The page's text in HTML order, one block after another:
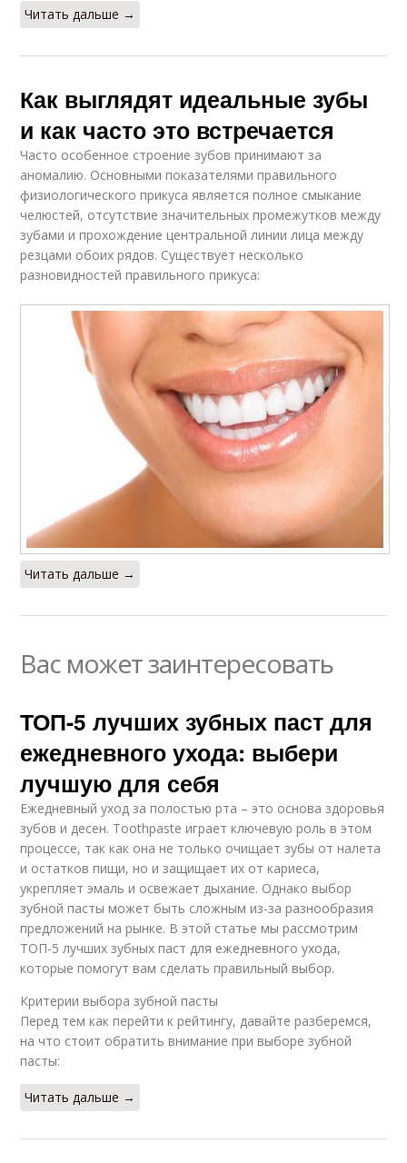
Читать дальше →
Как выглядят идеальные зубы
и как часто это встречается
Часто особенное строение зубов принимают за
аномалию. Основными показателями правильного
физиологического прикуса является полное смыкание
челюстей, отсутствие значительных промежутков между
зубами и прохождение центральной линии лица между
резцами обоих рядов. Существует несколько
разновидностей правильного прикуса:
Читать дальше →
Вас может заинтересовать
ТОП-5 лучших зубных паст для
ежедневного ухода: выбери
лучшую для себя
Ежедневный уход за полостью рта – это основа здоровья
зубов и десен. Toothpaste играет ключевую роль в этом
процессе, так как она не только очищает зубы от налета
и остатков пищи, но и защищает их от кариеса,
укрепляет эмаль и освежает дыхание. Однако выбор
зубной пасты может быть сложным из-за разнообразия
предложений на рынке. В этой статье мы рассмотрим
ТОП-5 лучших зубных паст для ежедневного ухода,
которые помогут вам сделать правильный выбор.
Критерии выбора зубной пасты
Перед тем как перейти к рейтингу, давайте разберемся,
на что стоит обратить внимание при выборе зубной
пасты:
Читать дальше →